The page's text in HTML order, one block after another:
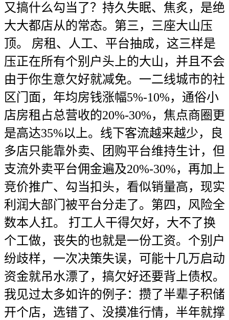
又搞什么勾当了？持久失眠、焦炙，是绝
大大都店从的常态。第三，三座大山压
顶。 房租、人工、平台抽成，这三样是
压正在所有个别户头上的大山，并且不会
由于你生意欠好就减免。一二线城市的社
区门面，年均房钱涨幅5%-10%，通俗小
店房租占总营收的20%-30%，焦点商圈更
是高达35%以上。线下客流越来越少，良
多店只能靠外卖、团购平台维持生计，但
支流外卖平台佣金遍及20%-30%，再加上
竞价推广、勾当扣头，看似销量高，现实
利润大部门被平台分走了。第四，风险全
数本人扛。 打工人干得欠好，大不了换
个工做，丧失的也就是一份工资。个别户
纷歧样，一次决策失误，可能十几万启动
资金就吊水漂了，搞欠好还要背上债权。
我见过太多如许的例子：攒了半辈子积储
开个店，选错了、没摸准行情，半年就撑